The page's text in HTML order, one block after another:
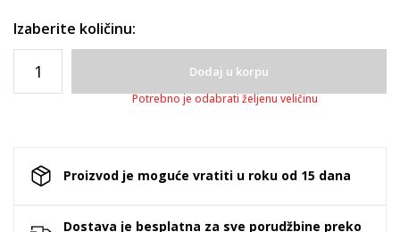
Izaberite količinu:
Dodaj u korpu
Potrebno je odabrati željenu veličinu
Proizvod je moguće vratiti u roku od 15 dana
Dostava je besplatna za sve porudžbine preko